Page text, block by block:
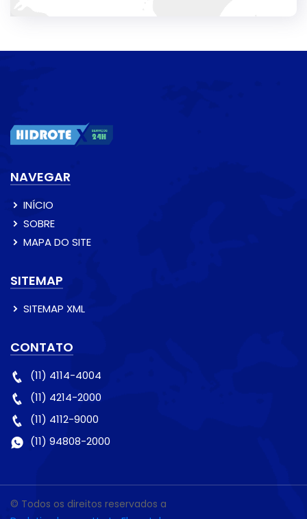
NAVEGAR
INÍCIO
SOBRE
MAPA DO SITE
SITEMAP
SITEMAP XML
CONTATO
(11) 4114-4004
(11) 4214-2000
(11) 4112-9000
(11) 94808-2000
© Todos os direitos reservados a